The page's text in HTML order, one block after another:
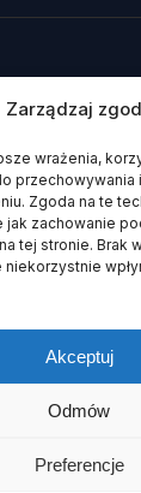
Zarządzaj
wrażenia,
przechowywania
Zgoda na te
jak zachowanie
tej stronie. Brak
Akceptuj
Odmów
Preferencje
chojnicki
Cookies·Szukaj